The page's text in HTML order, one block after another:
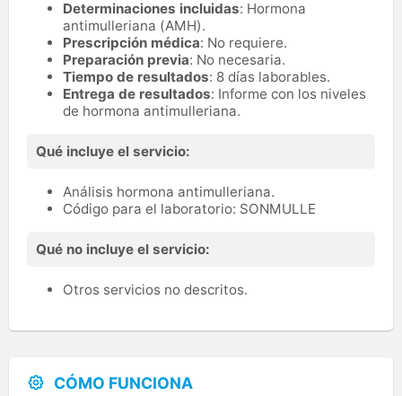
Determinaciones incluidas: Hormona
antimulleriana (AMH).
Prescripción médica: No requiere.
Preparación previa: No necesaria.
Tiempo de resultados: 8 días laborables.
Entrega de resultados: Informe con los niveles
de hormona antimulleriana.
Qué incluye el servicio:
Análisis hormona antimulleriana.
Código para el laboratorio: SONMULLE
Qué no incluye el servicio:
Otros servicios no descritos.
CÓMO FUNCIONA